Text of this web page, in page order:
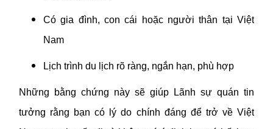
Có gia đình, con cái hoặc người thân tại Việt
Nam
Lịch trình du lịch rõ ràng, ngắn hạn, phù hợp
Những bằng chứng này sẽ giúp Lãnh sự quán tin
tưởng rằng bạn có lý do chính đáng để trở về Việt